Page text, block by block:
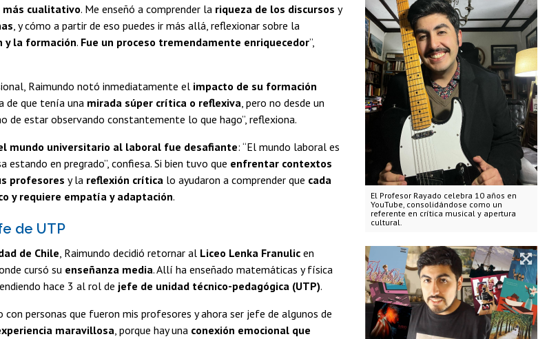
El Profesor Rayado celebra 10 años en
YouTube, consolidándose como un
referente en crítica musical y apertura
cultural.
más cualitativo. Me enseñó a comprender la riqueza de los discursos y
, y cómo a partir de eso puedes ir más allá, reflexionar sobre la
y la formación. Fue un proceso tremendamente enriquecedor”,
Raimundo notó inmediatamente el impacto de su formación
de que tenía una mirada súper crítica o reflexiva , pero no desde un
de estar observando constantemente lo que hago”, reflexiona.
mundo universitario al laboral fue desafiante: “El mundo laboral es
estando en pregrado”, confiesa. Si bien tuvo que enfrentar contextos
profesores y la reflexión crítica lo ayudaron a comprender que cada
y requiere empatía y adaptación.
de UTP
de Chile, Raimundo decidió retornar al Liceo Lenka Franulic en
cursó su enseñanza media. Allí ha enseñado matemáticas y física
hace 3 al rol de jefe de unidad técnico-pedagógica (UTP).
con personas que fueron mis profesores y ahora ser jefe de algunos de
maravillosa, porque hay una conexión emocional que